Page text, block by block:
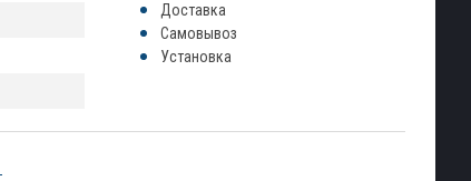
Доставка
Самовывоз
Установка